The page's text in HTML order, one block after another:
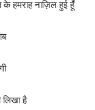
के हमराह नाज़िल हुई हूँ
लिखा है